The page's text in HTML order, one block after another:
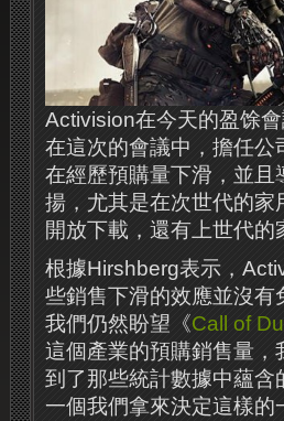
Activision在今天的盈馀
在這次的會議中，擔任
在經歷預購量下滑，並
揚，尤其是在次世代的
開放下載，還有上世代
根據Hirshberg表示，
些銷售下滑的效應並沒有
我們仍然盼望《Call of
這個產業的預購銷售量
到了那些統計數據中蘊
一個我們拿來決定這樣